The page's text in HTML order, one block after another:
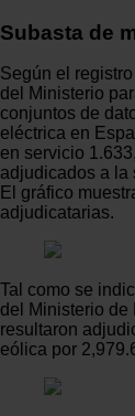
Subasta de
Según el
del Ministerio
conjuntos de
eléctrica en
en servicio
adjudicados a la
El gráfico
adjudicatarias.
Tal como se
del Ministerio de
resultaron
eólica por